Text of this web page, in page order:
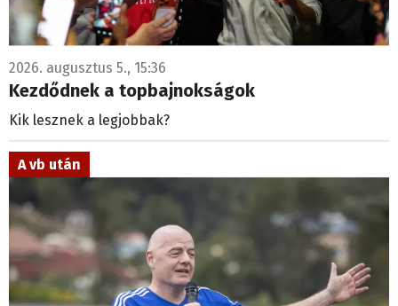
2026. augusztus 5., 15:36
Kezdődnek a topbajnokságok
Kik lesznek a legjobbak?
A vb után